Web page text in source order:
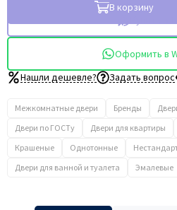
В корзину
Оформить в
Нашли дешевле?
Задать вопрос
Межкомнатные двери Бренды
Двери по ГОСТу
Двери для квартиры
Крашеные
Однотонные
Двери для ванной и туалета
Эмалевые